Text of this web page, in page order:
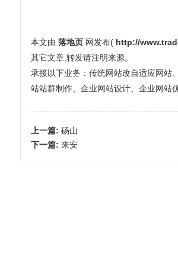
本文由 落地页 网发布( http://
其它文章,转发请注明来源。
承接以下业务：传统网站改自适应网站
站站群制作、企业网站设计、企业网站
上一篇:砀山
下一篇:来安